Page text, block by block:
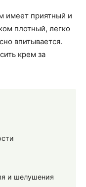
имеет приятный и
плотный, легко
впитывается.
крем за
и шелушения